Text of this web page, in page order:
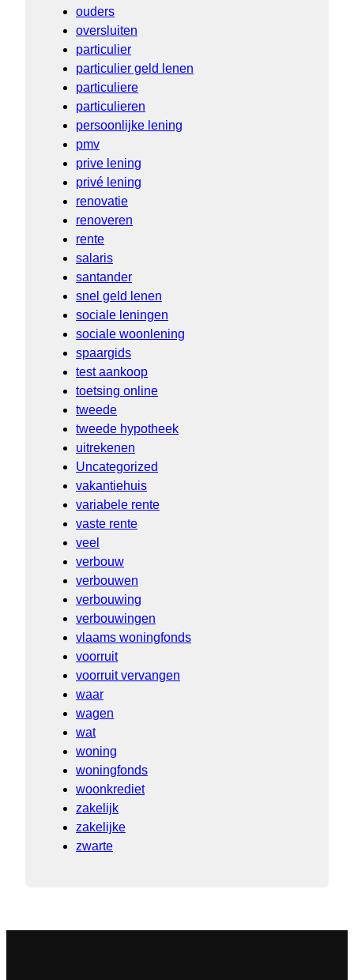
ouders
oversluiten
particulier
particulier geld lenen
particuliere
particulieren
persoonlijke lening
pmv
prive lening
privé lening
renovatie
renoveren
rente
salaris
santander
snel geld lenen
sociale leningen
sociale woonlening
spaargids
test aankoop
toetsing online
tweede
tweede hypotheek
uitrekenen
Uncategorized
vakantiehuis
variabele rente
vaste rente
veel
verbouw
verbouwen
verbouwing
verbouwingen
vlaams woningfonds
voorruit
voorruit vervangen
waar
wagen
wat
woning
woningfonds
woonkrediet
zakelijk
zakelijke
zwarte